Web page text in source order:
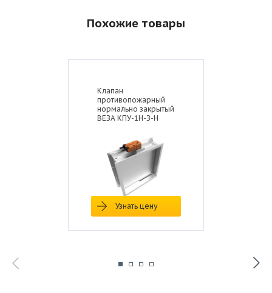
Похожие товары
Клапан
противопожарный
нормально закрытый
ВЕЗА КПУ-1Н-З-Н
Узнать цену